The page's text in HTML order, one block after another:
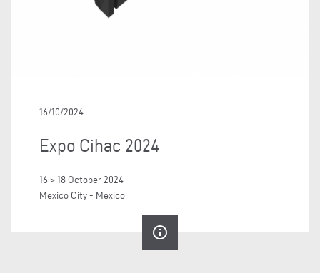
16/10/2024
Expo Cihac 2024
16 > 18 October 2024
Mexico City - Mexico
info_outline